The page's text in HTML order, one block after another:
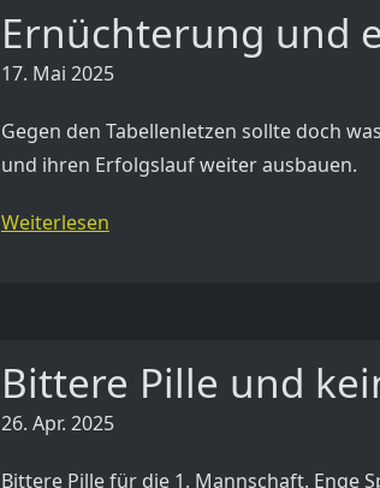
Ernüchterung und
17. Mai 2025
Gegen den Tabellenletzen sollte doch
und ihren Erfolgslauf weiter ausbauen.
Weiterlesen
Bittere Pille und
26. Apr. 2025
Bittere Pille für die 1. Mannschaft. Enge